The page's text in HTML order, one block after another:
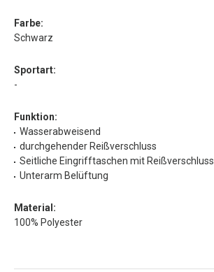
Farbe:
Schwarz
Sportart:
-
Funktion:
Wasserabweisend
durchgehender Reißverschluss
Seitliche Eingrifftaschen mit Reißverschluss
Unterarm Belüftung
Material:
100% Polyester